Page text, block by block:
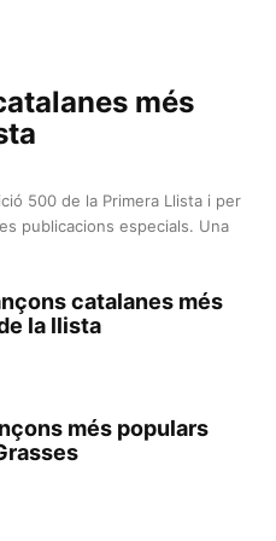
més
500 de la Primera Llista i per
publicacions especials. Una
catalanes més
la llista
més populars